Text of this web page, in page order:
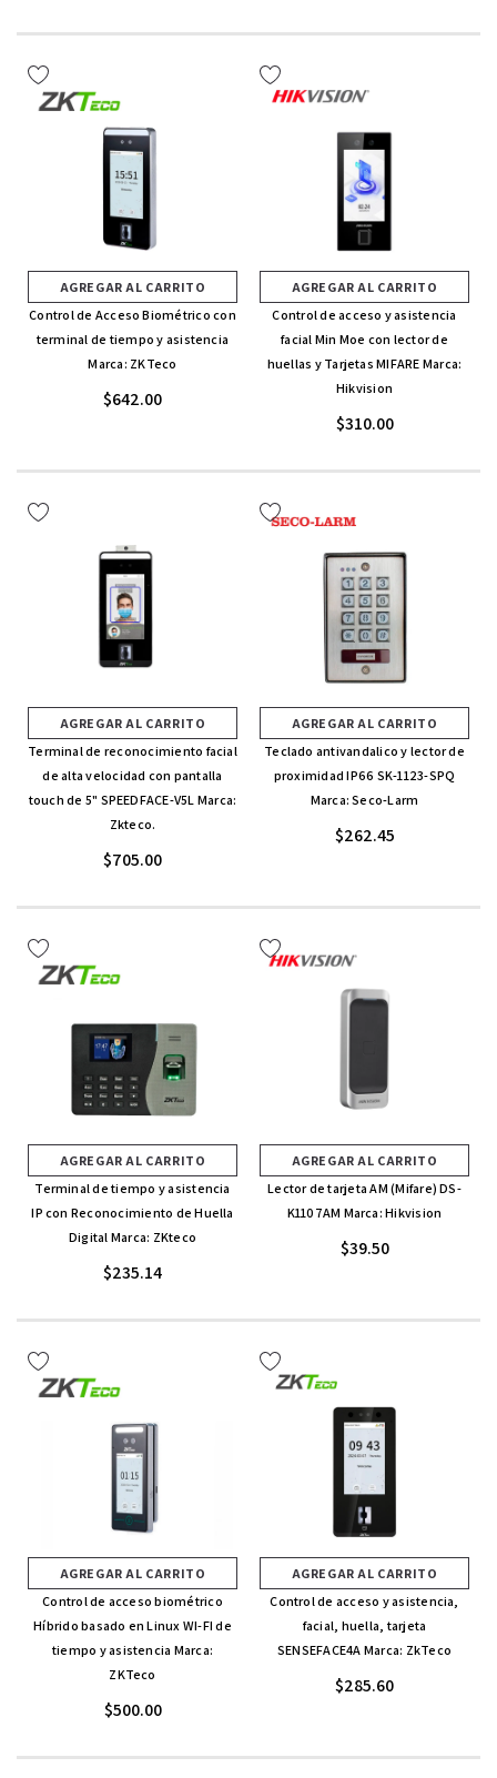
AGREGAR AL CARRITO
Control de Acceso Biométrico con
terminal de tiempo y asistencia
Marca: ZKTeco
$642.00
AGREGAR AL CARRITO
Control de acceso y asistencia
facial Min Moe con lector de
huellas y Tarjetas MIFARE Marca:
Hikvision
$310.00
AGREGAR AL CARRITO
Terminal de reconocimiento facial
de alta velocidad con pantalla
touch de 5" SPEEDFACE-V5L Marca:
Zkteco.
$705.00
AGREGAR AL CARRITO
Teclado antivandalico y lector de
proximidad IP66 SK-1123-SPQ
Marca: Seco-Larm
$262.45
AGREGAR AL CARRITO
Terminal de tiempo y asistencia
IP con Reconocimiento de Huella
Digital Marca: ZKteco
$235.14
AGREGAR AL CARRITO
Lector de tarjeta AM (Mifare) DS-
K1107AM Marca: Hikvision
$39.50
AGREGAR AL CARRITO
Control de acceso biométrico
Híbrido basado en Linux WI-FI de
tiempo y asistencia Marca:
ZKTeco
$500.00
AGREGAR AL CARRITO
Control de acceso y asistencia,
facial, huella, tarjeta
SENSEFACE4A Marca: ZkTeco
$285.60